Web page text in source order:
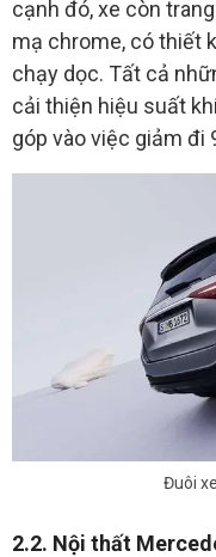
cạnh đó, xe còn
mạ chrome, có thiết
chạy dọc. Tất cả
cải thiện hiệu suất
góp vào việc giảm đi
Đuôi
2.2. Nội thất